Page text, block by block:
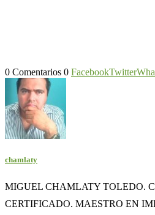
0 Comentarios 0 FacebookTwitter
chamlaty
MIGUEL CHAMLATY TOLEDO.
CERTIFICADO. MAESTRO EN